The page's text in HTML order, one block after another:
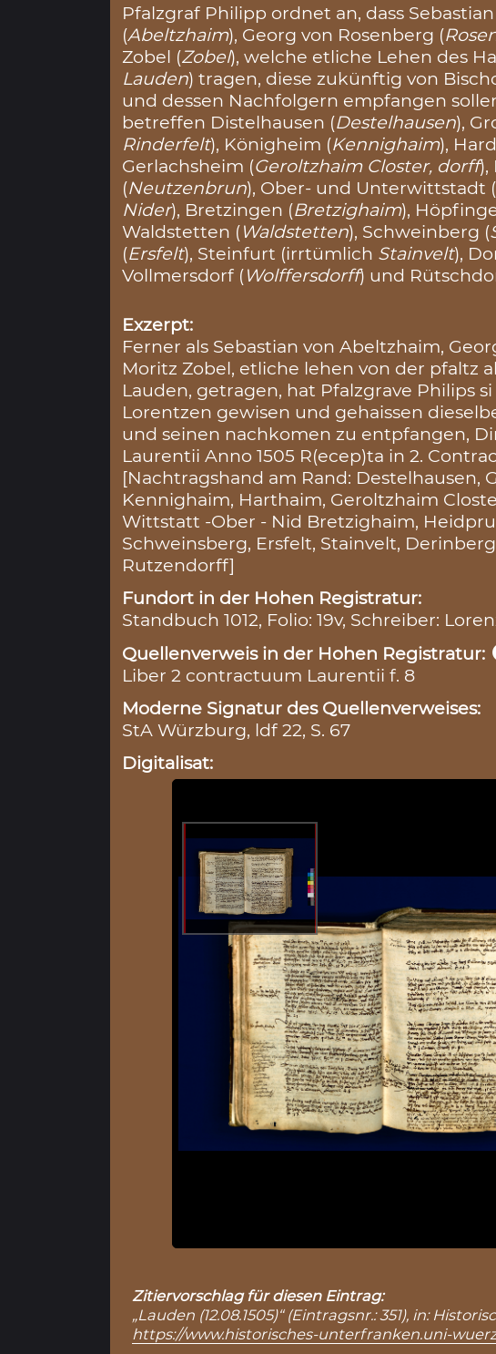
Pfalzgraf Philipp ordnet an, dass
(Abeltzhaim), Georg von Rosenberg (
Zobel (Zobel), welche etliche Lehen des
Lauden) tragen, diese zukünftig von
und dessen Nachfolgern empfangen
betreffen Distelhausen (Destelhausen),
Rinderfelt), Königheim (Kennighaim),
Gerlachsheim (Geroltzhaim Closter, dorff),
(Neutzenbrun), Ober- und Unterwittstadt (
Nider), Bretzingen (Bretzighaim),
Waldstetten (Waldstetten), Schweinberg (
(Ersfelt), Steinfurt (irrtümlich Stainvelt),
Vollmersdorf (Wolffersdorff) und
Exzerpt:
Ferner als Sebastian von Abeltzhaim,
Moritz Zobel, etliche lehen von der pfaltz
Lauden, getragen, hat Pfalzgrave Philips
Lorentzen gewisen und gehaissen
und seinen nachkomen zu entpfangen,
Laurentii Anno 1505 R(ecep)ta in 2.
[Nachtragshand am Rand: Destelhausen,
Kennighaim, Harthaim, Geroltzhaim
Wittstatt -Ober - Nid Bretzighaim,
Schweinsberg, Ersfelt, Stainvelt,
Rutzendorff]
Fundort in der Hohen Registratur:
Standbuch 1012, Folio: 19v, Schreiber:
Quellenverweis in der Hohen Registratur:
Liber 2 contractuum Laurentii f. 8
Moderne Signatur des Quellenverweises:
StA Würzburg, ldf 22, S. 67
Digitalisat:
Zitiervorschlag für diesen Eintrag:
„Lauden (12.08.1505)“ (Eintragsnr.: 351), in:
https://www.historisches-unterfranken.uni-